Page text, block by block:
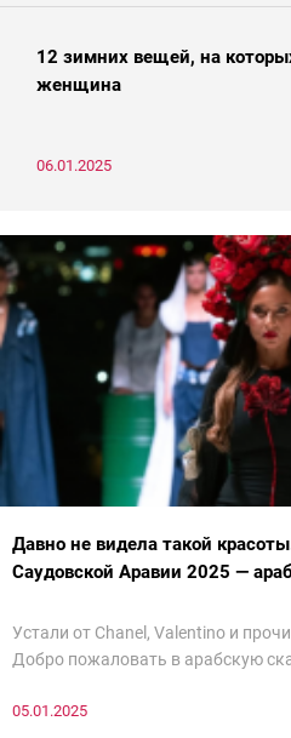
12 зимних вещей, на
женщина
06.01.2025
Давно не видела такой
Саудовской Аравии 2025 —
Устали от Chanel, Valentino и
Добро пожаловать в арабскую
все и осталась под глубоким
05.01.2025